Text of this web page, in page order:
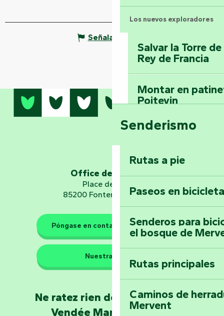
Los nuevos exploradores
Salvar la Torre
Rey de Francia
Montar en
Poitevin
Domine los
Vouvant
Embárquese en
Planetario
Los guardianes de la
Llévese a casa
Conviértete en
Senderismo
Rutas a pie
Paseos en
Senderos para
el bosque de
Rutas principales
Caminos de
Mervent
Señalar un error
Office de tourisme
Place de Verdun
85200 Fontenay-le-Comte
Póngase en contacto con nosotros
Nuestras sedes
Ne ratez rien de l'actualité en
Vendée Marais Poitevin